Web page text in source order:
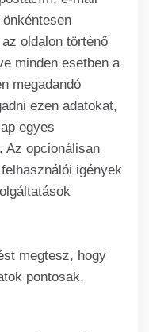
oldalon történő
minden esetben a
megadandó
ezen adatokat,
egyes
Az opcionálisan
igények
megtesz, hogy
pontosak,